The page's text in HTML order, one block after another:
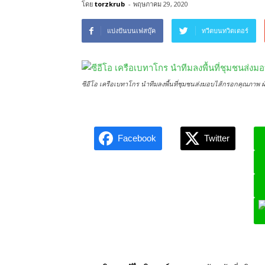
โดย torzkrub - พฤษภาคม 29, 2020
แบ่งปันบนเฟสบุ๊ค ทวีตบนทวิตเตอร์
ซีอีโอ เครือเบทาโกร นำทีมลงพื้นที่ชุมชนส่งมอบไส้กรอกคุณภาพ
Facebook Twitter